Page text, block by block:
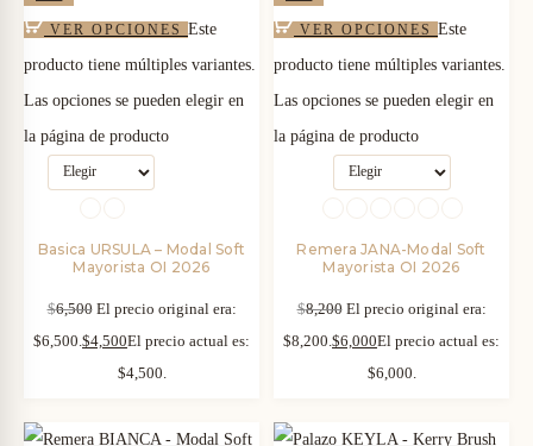
VER OPCIONES Este
producto tiene múltiples variantes.
Las opciones se pueden elegir en
la página de producto
Basica URSULA – Modal Soft
Mayorista OI 2026
$6,500 El precio original era:
$6,500. $4,500El precio actual es:
$4,500.
VER OPCIONES Este
producto tiene múltiples variantes.
Las opciones se pueden elegir en
la página de producto
Remera JANA-Modal Soft
Mayorista OI 2026
$8,200 El precio original era:
$8,200. $6,000El precio actual es:
$6,000.